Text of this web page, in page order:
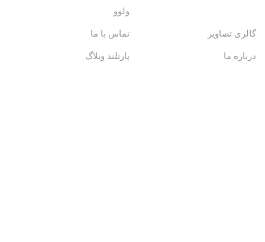
ولوو
گالری تصاویر تماس با ما
درباره ما پارتلند وبلاگ